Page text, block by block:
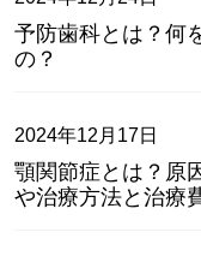
予防歯科とは？何
の？
2024年12月17日
顎関節症とは？原
や治療方法と治療